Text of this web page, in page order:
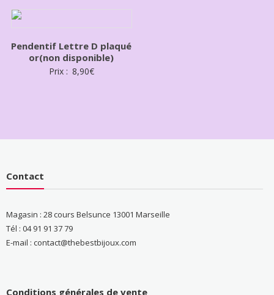
Pendentif Lettre D plaqué
or(non disponible)
Prix : 8,90€
Contact
Magasin : 28 cours Belsunce 13001 Marseille
Tél : 04 91 91 37 79
E-mail : contact@thebestbijoux.com
Conditions générales de vente